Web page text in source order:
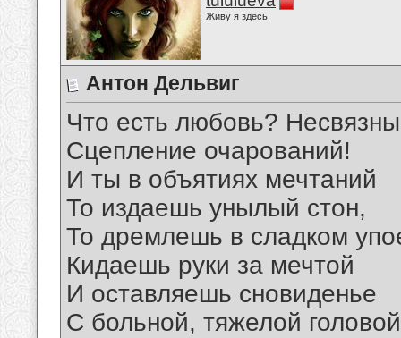
Живу я здесь
Антон Дельвиг
Что есть любовь?
Сцепление очарований!
И ты в объятиях мечтаний
То издаешь унылый стон,
То дремлешь в сладком
Кидаешь руки за мечтой
И оставляешь сновиденье
С больной, тяжелой